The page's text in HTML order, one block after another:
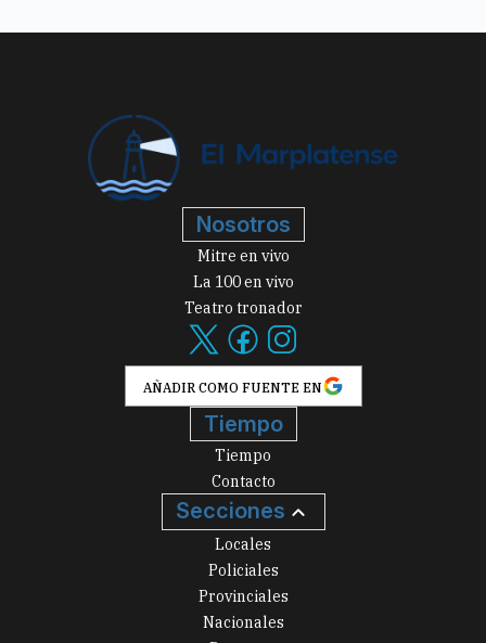
Nosotros
Mitre en vivo
La 100 en vivo
Teatro tronador
AÑADIR COMO FUENTE EN
Tiempo
Tiempo
Contacto
Secciones
Locales
Policiales
Provinciales
Nacionales